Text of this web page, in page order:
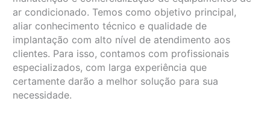
ar condicionado. Temos como objetivo principal,
aliar conhecimento técnico e qualidade de
implantação com alto nível de atendimento aos
clientes. Para isso, contamos com profissionais
especializados, com larga experiência que
certamente darão a melhor solução para sua
necessidade.